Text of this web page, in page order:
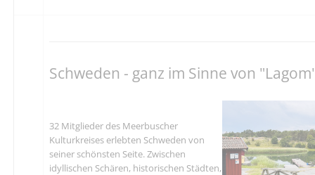
Schweden - ganz im Sinne von
32 Mitglieder des Meerbuscher
Kulturkreises erlebten Schweden von
seiner schönsten Seite. Zwischen
idyllischen Schären, historischen Städten,